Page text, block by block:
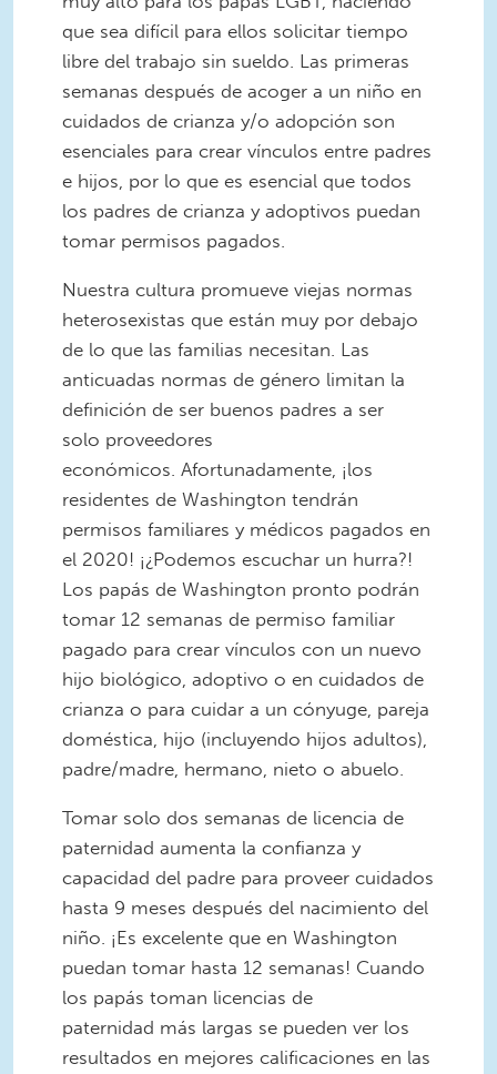
que sea difícil para ellos solicitar tiempo
libre del trabajo sin sueldo. Las primeras
semanas después de acoger a un niño en
cuidados de crianza y/o adopción son
esenciales para crear vínculos entre padres
e hijos, por lo que es esencial que todos
los padres de crianza y adoptivos puedan
tomar permisos pagados.
Nuestra cultura promueve viejas normas
heterosexistas que están muy por debajo
de lo que las familias necesitan. Las
anticuadas normas de género limitan la
definición de ser buenos padres a ser
solo proveedores
económicos. Afortunadamente, ¡los
residentes de Washington tendrán
permisos familiares y médicos pagados en
el 2020! ¡¿Podemos escuchar un hurra?!
Los papás de Washington pronto podrán
tomar 12 semanas de permiso familiar
pagado para crear vínculos con un nuevo
hijo biológico, adoptivo o en cuidados de
crianza o para cuidar a un cónyuge, pareja
doméstica, hijo (incluyendo hijos adultos),
padre/madre, hermano, nieto o abuelo.
Tomar solo dos semanas de licencia de
paternidad aumenta la confianza y
capacidad del padre para proveer cuidados
hasta 9 meses después del nacimiento del
niño. ¡Es excelente que en Washington
puedan tomar hasta 12 semanas! Cuando
los papás toman licencias de
paternidad más largas se pueden ver los
resultados en mejores calificaciones en las